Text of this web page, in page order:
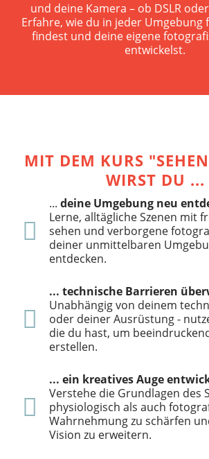
und deine Kamera – ob DSLR
Erfahre, wie du in jeder Umgebung
findest und deine eigene
entwickelst.
MIT DEM KURS
WIRST DU ...
...deine Umgebung neu
Lerne, alltägliche Szenen mit
sehen und verborgene
deiner unmittelbaren
entdecken.
... technische Barrieren
Unabhängig von deinem
oder deiner Ausrüstung -
die du hast, um
erstellen.
... ein kreatives Auge
Verstehe die Grundlagen des
physiologisch als auch
Wahrnehmung zu schärfen
Vision zu erweitern.